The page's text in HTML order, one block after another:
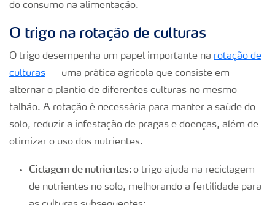
do consumo na alimentação.
O trigo na rotação de culturas
O trigo desempenha um papel importante na rotação de
culturas — uma prática agrícola que consiste em
alternar o plantio de diferentes culturas no mesmo
talhão. A rotação é necessária para manter a saúde do
solo, reduzir a infestação de pragas e doenças, além de
otimizar o uso dos nutrientes.
Ciclagem de nutrientes:o trigo ajuda na reciclagem
de nutrientes no solo, melhorando a fertilidade para